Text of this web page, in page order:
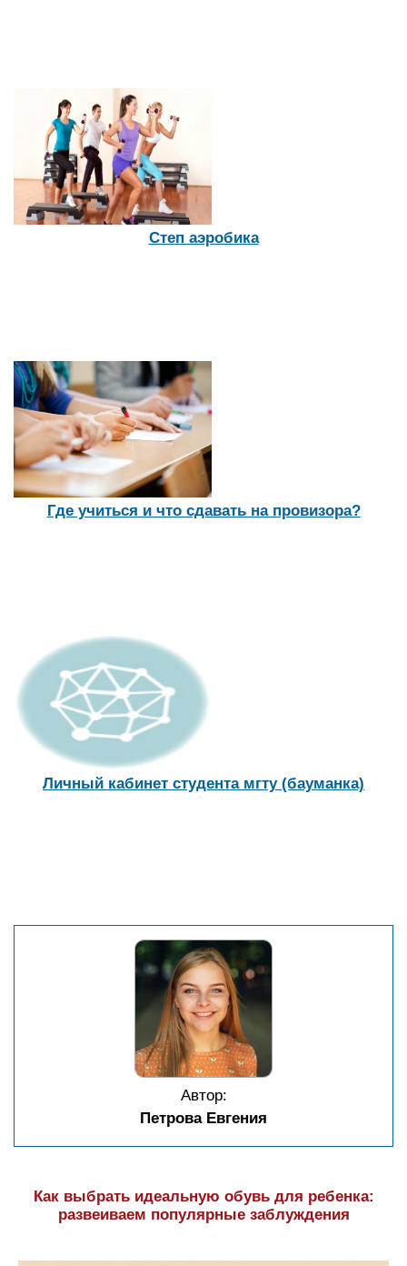
Степ аэробика
Где учиться и что сдавать на провизора?
Личный кабинет студента мгту (бауманка)
Автор:
Петрова Евгения
Как выбрать идеальную обувь для ребенка:
развеиваем популярные заблуждения